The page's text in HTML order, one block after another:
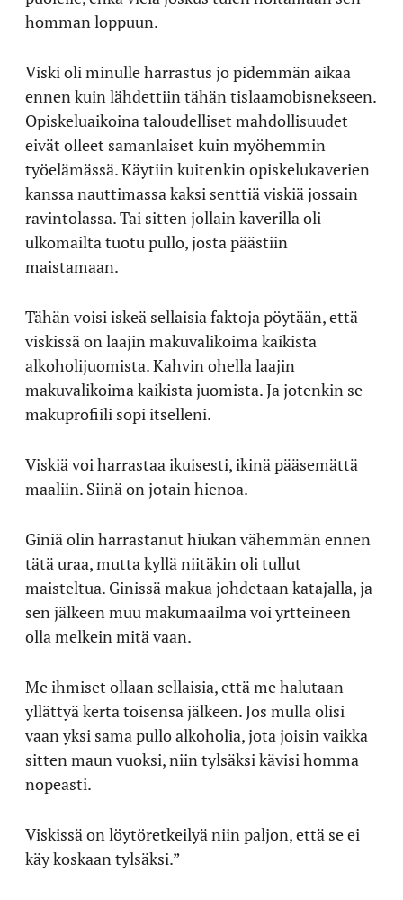
homman loppuun.
Viski oli minulle harrastus jo pidemmän aikaa
ennen kuin lähdettiin tähän tislaamobisnekseen.
Opiskeluaikoina taloudelliset mahdollisuudet
eivät olleet samanlaiset kuin myöhemmin
työelämässä. Käytiin kuitenkin opiskelukaverien
kanssa nauttimassa kaksi senttiä viskiä jossain
ravintolassa. Tai sitten jollain kaverilla oli
ulkomailta tuotu pullo, josta päästiin
maistamaan.
Tähän voisi iskeä sellaisia faktoja pöytään, että
viskissä on laajin makuvalikoima kaikista
alkoholijuomista. Kahvin ohella laajin
makuvalikoima kaikista juomista. Ja jotenkin se
makuprofiili sopi itselleni.
Viskiä voi harrastaa ikuisesti, ikinä pääsemättä
maaliin. Siinä on jotain hienoa.
Giniä olin harrastanut hiukan vähemmän ennen
tätä uraa, mutta kyllä niitäkin oli tullut
maisteltua. Ginissä makua johdetaan katajalla, ja
sen jälkeen muu makumaailma voi yrtteineen
olla melkein mitä vaan.
Me ihmiset ollaan sellaisia, että me halutaan
yllättyä kerta toisensa jälkeen. Jos mulla olisi
vaan yksi sama pullo alkoholia, jota joisin vaikka
sitten maun vuoksi, niin tylsäksi kävisi homma
nopeasti.
Viskissä on löytöretkeilyä niin paljon, että se ei
käy koskaan tylsäksi.”